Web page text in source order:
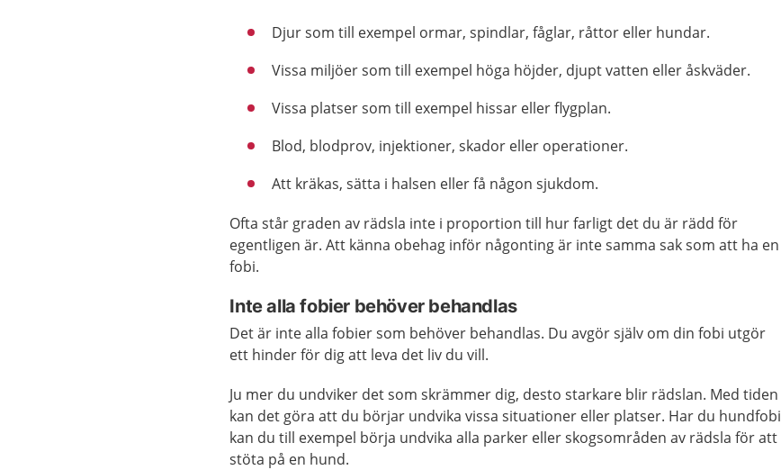
Djur som till exempel ormar, spindlar, fåglar, råttor eller hundar.
Vissa miljöer som till exempel höga höjder, djupt vatten eller åskväder.
Vissa platser som till exempel hissar eller flygplan.
Blod, blodprov, injektioner, skador eller operationer.
Att kräkas, sätta i halsen eller få någon sjukdom.
Ofta står graden av rädsla inte i proportion till hur farligt det du är rädd för
egentligen är. Att känna obehag inför någonting är inte samma sak som att ha en
fobi.
Inte alla fobier behöver behandlas
Det är inte alla fobier som behöver behandlas. Du avgör själv om din fobi utgör
ett hinder för dig att leva det liv du vill.
Ju mer du undviker det som skrämmer dig, desto starkare blir rädslan. Med tiden
kan det göra att du börjar undvika vissa situationer eller platser. Har du hundfobi
kan du till exempel börja undvika alla parker eller skogsområden av rädsla för att
stöta på en hund.